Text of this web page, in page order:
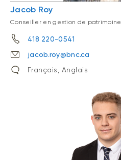
Jacob Roy
Conseiller en gestion de patrimoine
418 220-0541
jacob.roy@bnc.ca
Français, Anglais